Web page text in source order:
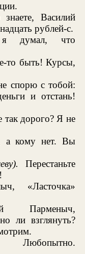
Василий
рублей-с.
думал, что
то быть! Курсы,
спорю с тобой:
и отстань!
так дорого? Я не
а кому нет. Вы
Перестаньте
«Ласточка»
ли взглянуть?